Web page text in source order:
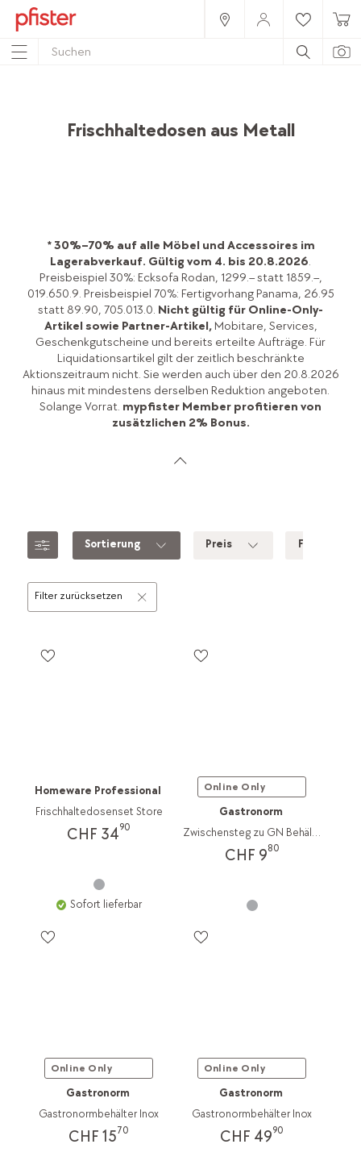
Aufbewahrung & Vorratsdosen
Frischhaltedosen aus Metall
* 30%–70% auf alle Möbel und Accessoires im
Lagerabverkauf. Gültig vom 4. bis 20.8.2026.
Preisbeispiel 30%: Ecksofa Rodan, 1299.– statt 1859.–,
019.650.9. Preisbeispiel 70%: Fertigvorhang Panama, 26.95
statt 89.90, 705.013.0. Nicht gültig für Online-Only-
Artikel sowie Partner-Artikel, Mobitare, Services,
Geschenkgutscheine und bereits erteilte Aufträge. Für
Liquidationsartikel gilt der zeitlich beschränkte
Aktionszeitraum nicht. Sie werden auch über den 20.8.2026
hinaus mit mindestens derselben Reduktion angeboten.
Solange Vorrat. mypfister Member profitieren von
zusätzlichen 2% Bonus.
Sortierung Preis Farbe
Filter zurücksetzen
Homeware Professional
Frischhaltedosenset Store
CHF 3490
Sofort lieferbar
Online Only
Gastronorm
Zwischensteg zu GN Behälter Inox
CHF 980
Online Only
Gastronorm
Gastronormbehälter Inox
CHF 1570
Online Only
Gastronorm
Gastronormbehälter Inox
CHF 4990